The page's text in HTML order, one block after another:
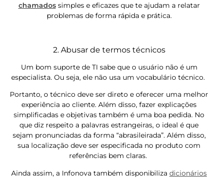
chamadossimples e eficazes que te ajudam a relatar
problemas de forma rápida e prática.
2. Abusar de termos técnicos
Um bom suporte de TI sabe que o usuário não é um
especialista. Ou seja, ele não usa um vocabulário técnico.
Portanto, o técnico deve ser direto e oferecer uma melhor
experiência ao cliente. Além disso, fazer explicações
simplificadas e objetivas também é uma boa pedida. No
que diz respeito a palavras estrangeiras, o ideal é que
sejam pronunciadas da forma “abrasileirada”. Além disso,
sua localização deve ser especificada no produto com
referências bem claras.
Ainda assim, a Infonova também disponibiliza dicionários